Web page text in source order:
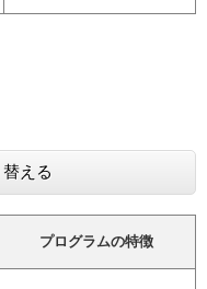
える
プログラムの特徴